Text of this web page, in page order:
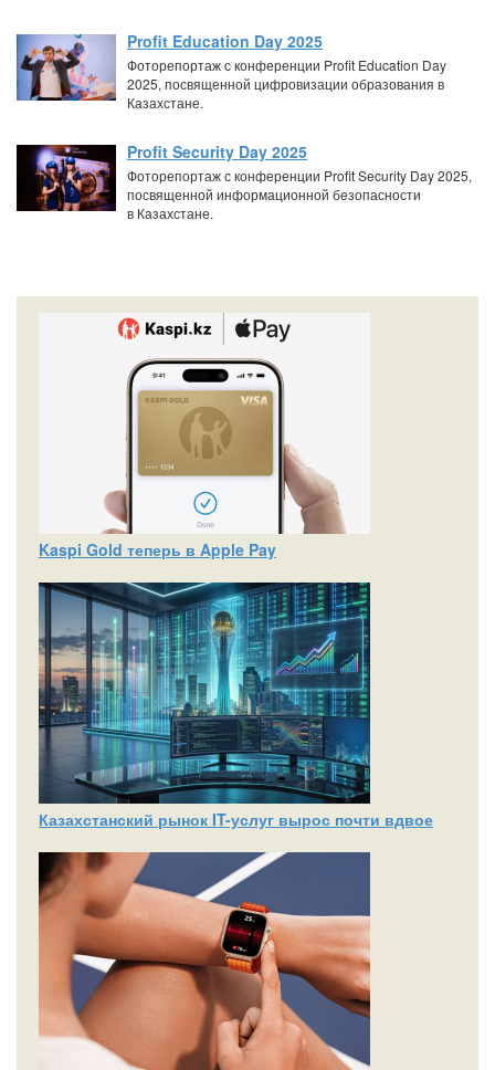
Profit Education Day 2025
Фоторепортаж с конференции Profit Education Day
2025, посвященной цифровизации образования в
Казахстане.
Profit Security Day 2025
Фоторепортаж с конференции Profit Security Day 2025,
посвященной информационной безопасности
в Казахстане.
Kaspi Gold теперь в Apple Pay
Казахстанский рынок IT-услуг вырос почти вдвое